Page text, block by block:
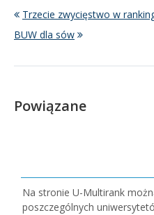
Trzecie zwycięstwo w
BUW dla sów
Powiązane
Na stronie U-Multirank
poszczególnych